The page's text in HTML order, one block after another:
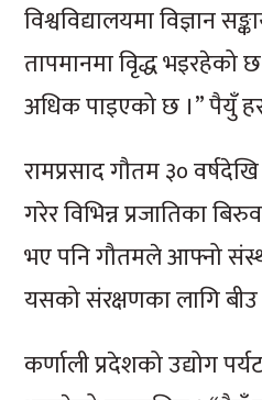
विश्वविद्यालयमा विज्ञान
तापमानमा वृिद्ध भइरहेको
अधिक पाइएको छ ।” पैयुँ
रामप्रसाद गौतम ३०
गरेर विभिन्न प्रजातिका
भए पनि गौतमले आफ्नो
यसको संरक्षणका लागि बीउ
कर्णाली प्रदेशको उद्योग